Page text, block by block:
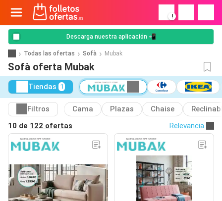
!
Descarga nuestra aplicación 📲
Todas las ofertas Sofà Mubak
Sofà oferta Mubak
Tiendas 1
Filtros Cama Plazas Chaise
10 de 122 ofertas Relevancia